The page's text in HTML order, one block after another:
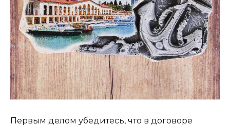
Первым делом убедитесь, что в договоре